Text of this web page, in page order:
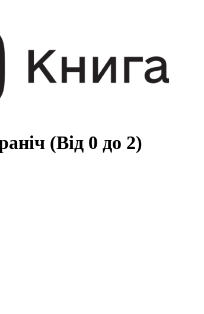
(Від 0 до 2)